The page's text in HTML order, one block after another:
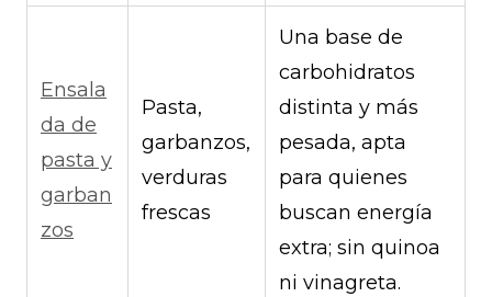
Ensala
da de
pasta y
garban
zos
Pasta,
garbanzos,
verduras
frescas
Una base de
carbohidratos
distinta y más
pesada, apta
para quienes
buscan energía
extra; sin quinoa
ni vinagreta.